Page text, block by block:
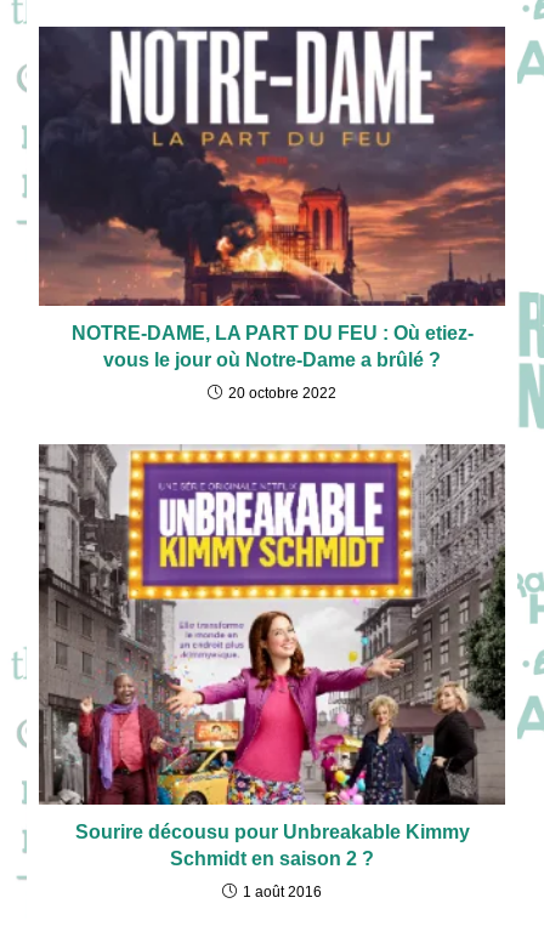
NOTRE-DAME, LA PART DU FEU : Où etiez-
vous le jour où Notre-Dame a brûlé ?
20 octobre 2022
Sourire décousu pour Unbreakable Kimmy
Schmidt en saison 2 ?
1 août 2016